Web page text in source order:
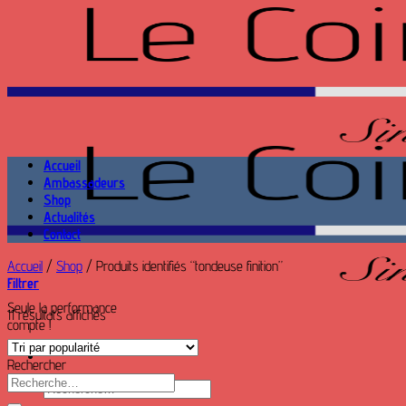
Seule la performance
compte !
Recherche
Accueil
Ambassadeurs
Shop
Actualités
Contact
Accueil / Shop / Produits identifiés “tondeuse finition”
Filtrer
11 résultats affichésTrié
Rechercher
Recherche
pour :